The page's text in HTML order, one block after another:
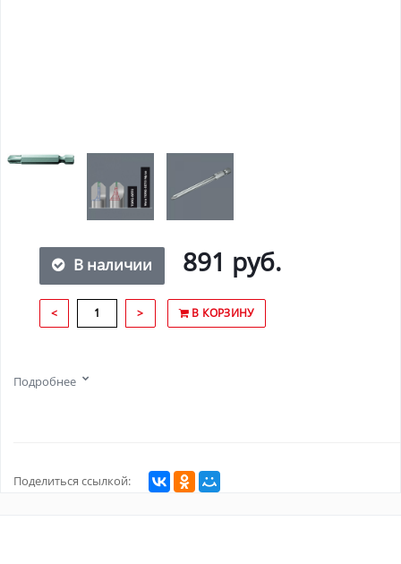
В наличии 891 руб.
< > В КОРЗИНУ
Подробнее
Поделиться ссылкой: